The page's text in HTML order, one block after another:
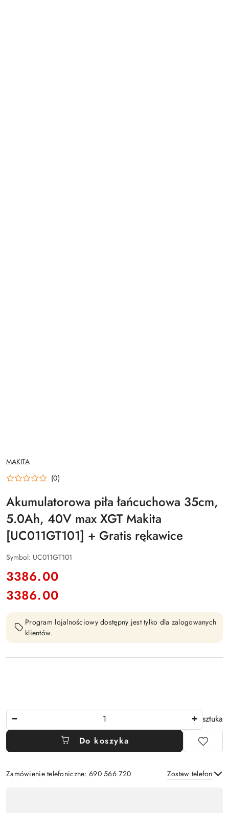
NAZWA
PRODUCENTA:
MAKITA
(0)
Akumulatorowa piła łańcuchowa 35cm,
5.0Ah, 40V max XGT Makita
[UC011GT101] + Gratis rękawice
Symbol: UC011GT101
cena:
3386.00
Cena:
3386.00
Program lojalnościowy dostępny jest tylko dla zalogowanych
klientów.
sztuka
Do koszyka
Zamówienie telefoniczne: 690 566 720 Zostaw telefon